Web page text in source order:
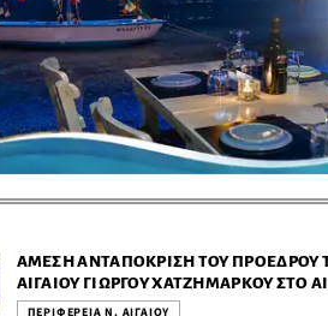
ΆΜΕΣΗ ΑΝΤΑΠΌΚΡΙΣΗ ΤΟΥ ΠΡΟΈΔΡΟΥ
ΑΙΓΑΊΟΥ ΓΙΏΡΓΟΥ ΧΑΤΖΗΜΆΡΚΟΥ ΣΤΟ
ΑΙΓΑΊΟΥ